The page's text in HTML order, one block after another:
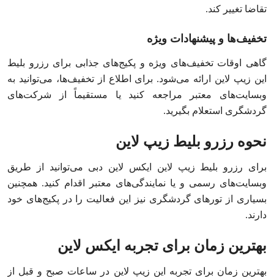
تقاضا تغییر کند.
تخفیف‌ها و پیشنهادات ویژه
گاهی اوقات تخفیف‌های ویژه و پکیج‌های جذابی برای رزرو بلیط
این زیپ لاین ارائه می‌شود. برای اطلاع از تخفیف‌ها، می‌توانید به
وبسایت‌های معتبر مراجعه کنید یا مستقیماً از شرکت‌های
گردشگری استعلام بگیرید.
نحوه رزرو بلیط زیپ لاین
برای رزرو بلیط زیپ لاین ایکس لاین دبی می‌توانید از طریق
وبسایت‌های رسمی و یا نمایندگی‌های معتبر اقدام کنید. همچنین
بسیاری از تورهای گردشگری نیز این فعالیت را در پکیج‌های خود
دارند.
بهترین زمان برای تجربه ایکس لاین
بهترین زمان برای تجربه این زیپ لاین در ساعات صبح و قبل از